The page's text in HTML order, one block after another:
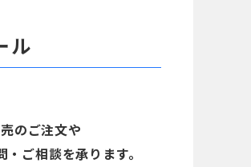
ル
のご注文や
ご相談を承ります。